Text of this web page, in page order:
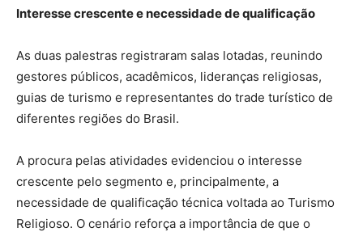
Interesse crescente e necessidade de qualificação
As duas palestras registraram salas lotadas, reunindo
gestores públicos, acadêmicos, lideranças religiosas,
guias de turismo e representantes do trade turístico de
diferentes regiões do Brasil.
A procura pelas atividades evidenciou o interesse
crescente pelo segmento e, principalmente, a
necessidade de qualificação técnica voltada ao Turismo
Religioso. O cenário reforça a importância de que o